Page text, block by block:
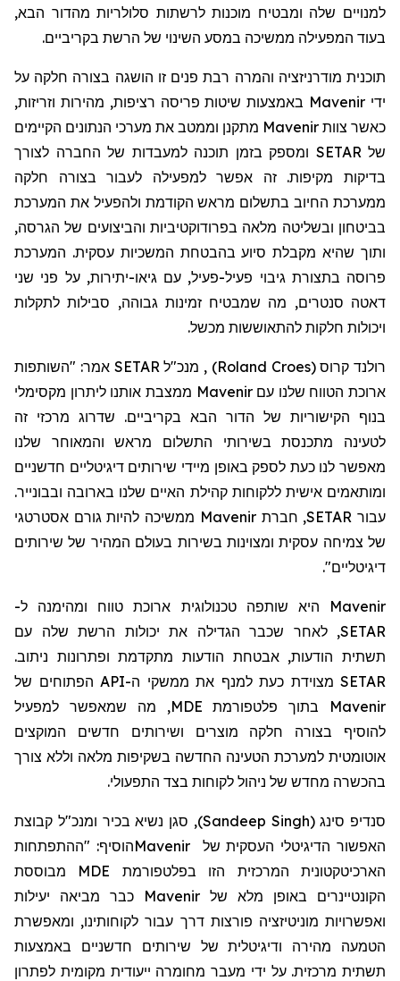
למנויים שלה ומבטיח מוכנות לרשתות סלולריות מהדור הבא,
בעוד המפעילה ממשיכה במסע השינוי של הרשת בקריביים.
תוכנית מודרניזציה והמרה רבת פנים זו הושגה בצורה חלקה על
ידי Mavenir באמצעות שיטות פריסה רציפות, מהירות וזריזות,
כאשר צוות Mavenir מתקנן וממטב את מערכי הנתונים הקיימים
שלSETAR ומספק בזמן תוכנה למעבדות של החברה לצורך
בדיקות מקיפות. זה אפשר למפעילה לעבור בצורה חלקה
ממערכת החיוב בתשלום מראש הקודמת ולהפעיל את המערכת
בביטחון ובשליטה מלאה בפרודוקטיביות והביצועים של הגרסה,
ותוך שהיא מקבלת סיוע בהבטחת המשכיות עסקית. המערכת
פרוסה בתצורת גיבוי פעיל-פעיל, עם גיאו-יתירות, על פני שני
דאטה סנטרים, מה שמבטיח זמינות גבוהה, סבילות לתקלות
ויכולות חלקות להתאוששות מכשל.
רולנד קרוס (Roland Croes
)
, מנכ"ל SETAR אמר: "השותפות
ארוכת הטווח שלנו עם Mavenir ממצבת אותנו ליתרון מקסימלי
בנוף הקישוריות של הדור הבא בקריביים. שדרוג מרכזי זה
לטעינה מתכנסת בשירותי התשלום מראש והמאוחר שלנו
מאפשר לנו כעת לספק באופן מיידי שירותים דיגיטליים חדשניים
ומותאמים אישית ללקוחות קהילת האיים שלנו בארובה ובבונייר.
עבור SETAR,
חברת
Mavenir ממשיכה להיות גורם אסטרטגי
של צמיחה עסקית ומצוינות בשירות בעולם המהיר של שירותים
דיגיטליים".
Mavenir היא שותפה טכנולוגית ארוכת טווח ומהימנה ל-
SETAR, לאחר שכבר הגדילה את יכולות הרשת שלה עם
תשתית הודעות, אבטחת הודעות מתקדמת ופתרונות ניתוב.
SETAR מצוידת כעת למנף את ממשקי ה-API הפתוחים של
Mavenir בתוך פלטפורמת MDE, מה שמאפשר למפעיל
להוסיף בצורה חלקה מוצרים ושירותים חדשים המוקצים
אוטומטית למערכת הטעינה החדשה בשקיפות מלאה וללא צורך
בהכשרה מחדש של ניהול לקוחות בצד התפעולי.
סנדיפ סינג(
Sandeep Singh
), סגן נשיא בכיר ומנכ"ל קבוצת
האפשור הדיגיטלי העסקית של
Mavenirהוסיף: "ההתפתחות
הארכיטקטונית המרכזית הזו בפלטפורמת MDE
מבוססת
הקונטיינרים באופן מלא של Mavenir כבר מביאה יעילות
ואפשרויות מוניטיזציה פורצות דרך עבור לקוחותינו, ומאפשרת
הטמעה מהירה ודיגיטלית של שירותים חדשניים באמצעות
תשתית מרכזית. על ידי מעבר מחומרה ייעודית מקומית לפתרון